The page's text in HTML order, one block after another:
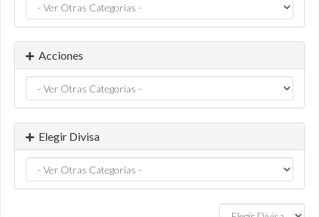
Acciones
Elegir Divisa